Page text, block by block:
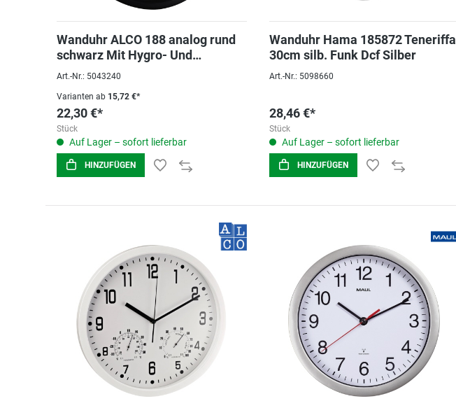
Wanduhr ALCO 188 analog rund
schwarz Mit Hygro- Und
Thermometer, Ø35cm
Art.-Nr.: 5043240
Varianten ab 15,72 €*
22,30 €*
Stück
Auf Lager – sofort lieferbar
HINZUFÜGEN
Wanduhr Hama 185872 Teneriffa
30cm silb. Funk Dcf Silber
Art.-Nr.: 5098660
28,46 €*
Stück
Auf Lager – sofort lieferbar
HINZUFÜGEN